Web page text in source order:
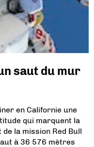
saut du mur
en Californie une
qui marquent la
la mission Red Bull
à 36 576 mètres